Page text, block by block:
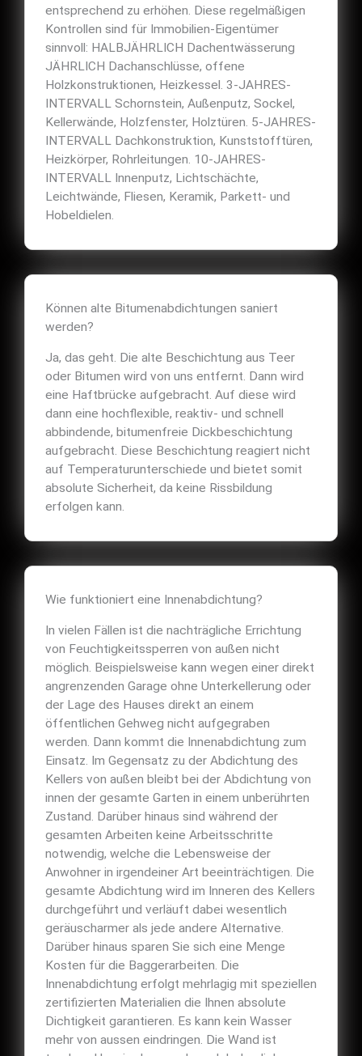
entsprechend zu erhöhen. Diese regelmäßigen
Kontrollen sind für Immobilien-Eigentümer
sinnvoll: HALBJÄHRLICH Dachentwässerung
JÄHRLICH Dachanschlüsse, offene
Holzkonstruktionen, Heizkessel. 3-JAHRES-
INTERVALL Schornstein, Außenputz, Sockel,
Kellerwände, Holzfenster, Holztüren. 5-JAHRES-
INTERVALL Dachkonstruktion, Kunststofftüren,
Heizkörper, Rohrleitungen. 10-JAHRES-
INTERVALL Innenputz, Lichtschächte,
Leichtwände, Fliesen, Keramik, Parkett- und
Hobeldielen.
Können alte Bitumenabdichtungen saniert
werden?
Ja, das geht. Die alte Beschichtung aus Teer
oder Bitumen wird von uns entfernt. Dann wird
eine Haftbrücke aufgebracht. Auf diese wird
dann eine hochflexible, reaktiv- und schnell
abbindende, bitumenfreie Dickbeschichtung
aufgebracht. Diese Beschichtung reagiert nicht
auf Temperaturunterschiede und bietet somit
absolute Sicherheit, da keine Rissbildung
erfolgen kann.
Wie funktioniert eine Innenabdichtung?
In vielen Fällen ist die nachträgliche Errichtung
von Feuchtigkeitssperren von außen nicht
möglich. Beispielsweise kann wegen einer direkt
angrenzenden Garage ohne Unterkellerung oder
der Lage des Hauses direkt an einem
öffentlichen Gehweg nicht aufgegraben
werden. Dann kommt die Innenabdichtung zum
Einsatz. Im Gegensatz zu der Abdichtung des
Kellers von außen bleibt bei der Abdichtung von
innen der gesamte Garten in einem unberührten
Zustand. Darüber hinaus sind während der
gesamten Arbeiten keine Arbeitsschritte
notwendig, welche die Lebensweise der
Anwohner in irgendeiner Art beeinträchtigen. Die
gesamte Abdichtung wird im Inneren des Kellers
durchgeführt und verläuft dabei wesentlich
geräuscharmer als jede andere Alternative.
Darüber hinaus sparen Sie sich eine Menge
Kosten für die Baggerarbeiten. Die
Innenabdichtung erfolgt mehrlagig mit speziellen
zertifizierten Materialien die Ihnen absolute
Dichtigkeit garantieren. Es kann kein Wasser
mehr von aussen eindringen. Die Wand ist